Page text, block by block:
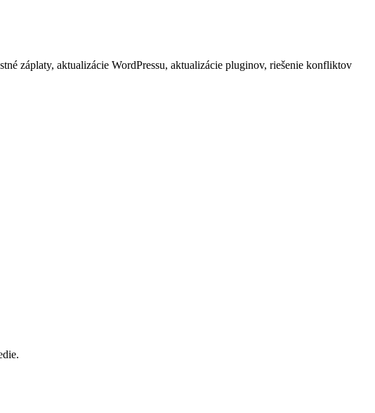
záplaty, aktualizácie WordPressu, aktualizácie pluginov, riešenie konfliktov